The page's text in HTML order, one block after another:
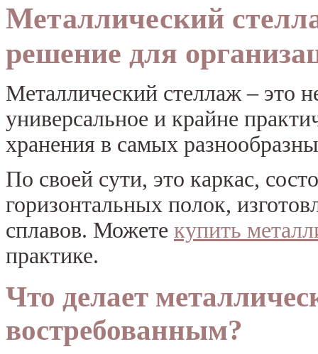
Металлический
решение для
Металлический стеллаж – это
универсальное и крайне
хранения в самых
По своей сути, это каркас,
горизонтальных полок,
сплавов. Можете купить
практике.
Что делает
востребованным?